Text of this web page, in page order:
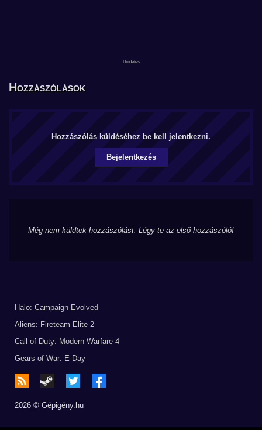
Hozzászólások
Hozzászólás küldéséhez be kell jelentkezni.
Bejelentkezés
Még nem küldtek hozzászólást. Légy te az első hozzászóló!
Halo: Campaign Evolved
Aliens: Fireteam Elite 2
Call of Duty: Modern Warfare 4
Gears of War: E-Day
2026 © Gépigény.hu